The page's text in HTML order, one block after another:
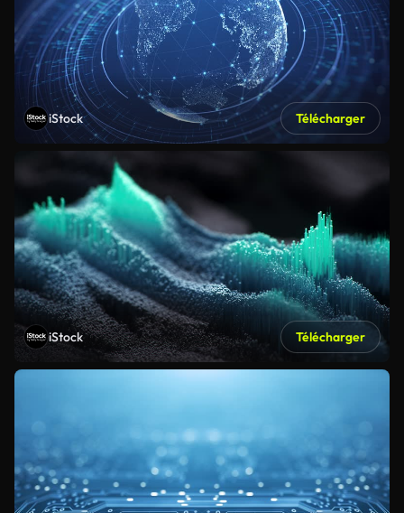
iStock Télécharger
iStock Télécharger